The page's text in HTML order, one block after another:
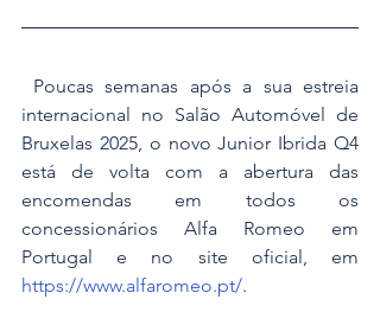
Poucas semanas após a sua estreia
internacional no Salão Automóvel de
Bruxelas 2025, o novo Junior Ibrida Q4
está de volta com a abertura das
encomendas em todos os
concessionários Alfa Romeo em
https://www.alfaromeo.pt/.